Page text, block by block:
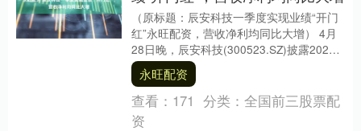
（原标题：辰安科技一季度实现业绩“开门
红”永旺配资，营收净利均同比大增） 4月
28日晚，辰安科技(300523.SZ)披露2025
年一季报，报告显示，公司营业收....
永旺配资
查看： 171 分类： 全国前三股票配
资